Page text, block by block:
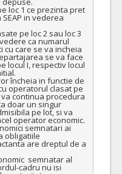
ATRIBUIT
0019)
angiografie (Rev.2)
ATRIBUIT
(LOT-0022)
loc 1 ce prezinta pret
in vederea
pe loc 2 sau loc 3
ca numarul
cu care se va incheia
se va face
locul I, respectiv locul
încheia in functie de
operatorul clasat pe
continua procedura
doar un singur
pe lot, si va
operator economic.
semnatari ai
obligatiile
are dreptul de a
semnatar al
cadru nu isi